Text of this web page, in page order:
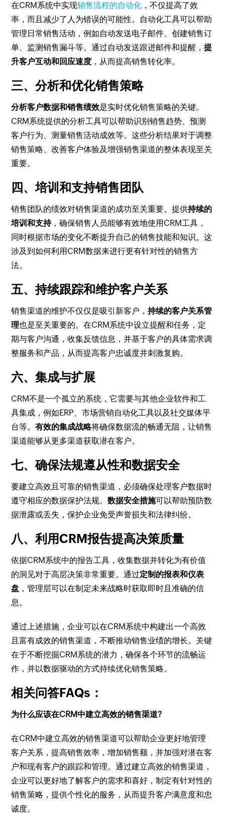
在CRM系统中实现销售流程的自动化 ，不仅提高了效
率，而且减少了人为错误的可能性。自动化工具可以帮助
管理日常销售活动，例如自动发送电子邮件、创建销售订
单、监测销售漏斗等。通过自动发送跟进邮件和提醒，提
升客户互动和回应速度 ，从而提高销售转化率。
三、分析和优化销售策略
分析客户数据和销售绩效是实时优化销售策略的关键。
CRM系统提供的分析工具可以帮助识别销售趋势、预测
客户行为、测量销售活动成效等。这些分析结果对于调整
销售策略、改善客户体验及增强销售渠道的整体表现至关
重要。
四、培训和支持销售团队
销售团队的绩效对销售渠道的成功至关重要。提供持续的
培训和支持，确保销售人员能够有效地使用CRM工具，
同时根据市场的变化不断提升自己的销售技能和知识。这
涉及到如何利用CRM数据来进行更有针对性的销售方
法。
五、持续跟踪和维护客户关系
销售渠道的维护不仅仅是吸引新客户，持续的客户关系管
理也是至关重要的。在CRM系统中设立提醒和任务，定
期与客户沟通，收集反馈信息，并基于客户的具体需求调
整服务和产品，从而提高客户忠诚度并刺激复购。
六、集成与扩展
CRM不是一个孤立的系统，它需要与其他企业软件和工
具集成，例如ERP、市场营销自动化工具以及社交媒体平
台等。有效的集成战略将确保数据流的畅通无阻，让销售
渠道能够从更多渠道获取潜在客户。
七、确保法规遵从性和数据安全
要建立高效且可靠的销售渠道，必须确保处理客户数据时
遵守相应的数据保护法规。数据安全措施可以帮助预防数
据泄露或丢失，保护企业免受声誉损失和法律纠纷。
八、利用CRM报告提高决策质量
依据CRM系统中的报告工具，收集数据并转化为有价值
的洞见对于高层决策非常重要。通过定制的报表和仪表
盘 ，管理层可以在制定未来战略时获取即时且准确的信
息。
通过上述措施，企业可以在CRM系统中构建出一个高效
且富有成效的销售渠道，不断推动销售业绩的增长。关键
在于不断挖掘CRM系统的潜力，确保各个环节的流畅运
作，并以数据驱动的方式持续优化销售策略。
相关问答FAQs：
为什么应该在CRM中建立高效的销售渠道?
在CRM中建立高效的销售渠道可以帮助企业更好地管理
客户关系，提高销售效率，增加销售额，并加强对潜在客
户和现有客户的跟踪和管理。通过建立高效的销售渠道，
企业可以更好地了解客户的需求和喜好，制定有针对性的
销售策略，提供个性化的服务，从而提升客户满意度和忠
诚度。